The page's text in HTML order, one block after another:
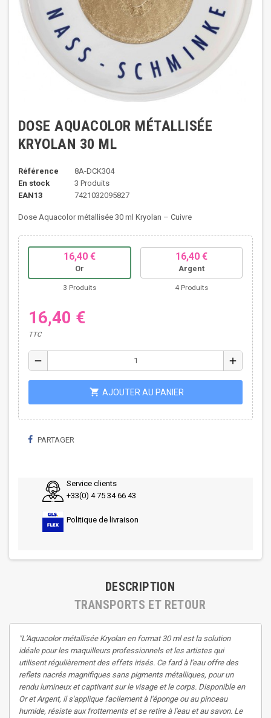
DOSE AQUACOLOR MÉTALLISÉE
KRYOLAN 30 ML
Référence
8A-DCK304
En stock
3 Produits
EAN13
7421032095827
Dose Aquacolor métallisée 30 ml Kryolan – Cuivre
16,40 €
Or
3 Produits
16,40 €
Argent
4 Produits
16,40 €
TTC
remove add
shopping_cart AJOUTER AU PANIER
PARTAGER
Service clients
+33(0) 4 75 34 66 43
Politique de livraison
DESCRIPTION
TRANSPORTS ET RETOUR
"L'Aquacolor métallisée Kryolan en format 30 ml est la solution
idéale pour les maquilleurs professionnels et les artistes qui
utilisent régulièrement des effets irisés. Ce fard à l'eau offre des
reflets nacrés magnifiques sans pigments métalliques, pour un
rendu lumineux et captivant sur le visage et le corps. Disponible en
Or et Argent, il s'applique facilement à l'éponge ou au pinceau
humide, résiste aux frottements et se retire à l'eau et au savon. Le